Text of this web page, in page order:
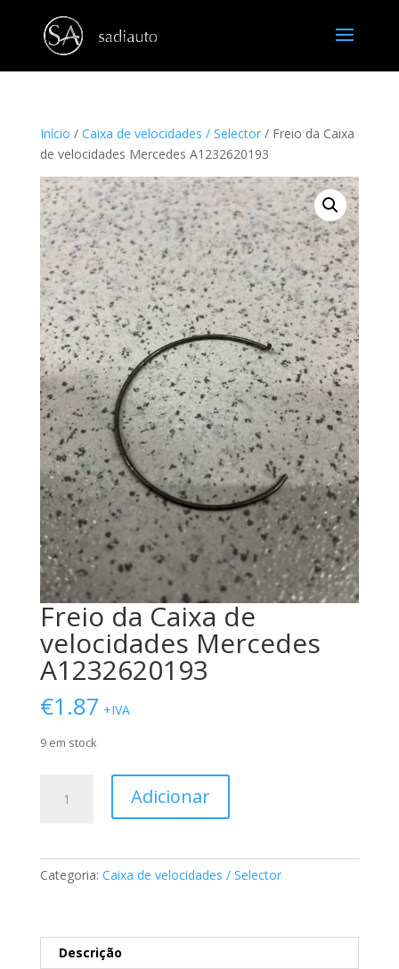
Início / Caixa de velocidades / Selector/ Freio da Caixa
de velocidades Mercedes A1232620193
Freio da Caixa de
velocidades Mercedes
A1232620193
€1.87 +IVA
9 em stock
A1232620193
Adicionar
Categoria: Caixa de velocidades / Selector
Descrição